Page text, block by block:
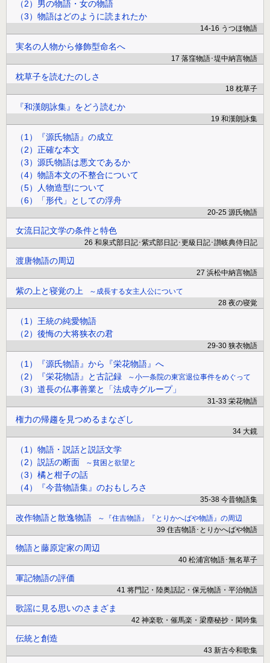
（2）男の物語・女の物語
（3）物語はどのように読まれたか
14-16 うつほ物語
実名の人物から修飾型命名へ
17 落窪物語･堤中納言物語
枕草子を読むたのしさ
18 枕草子
『和漢朗詠集』をどう読むか
19 和漢朗詠集
（1）『源氏物語』の成立
（2）正確な本文
（3）源氏物語は悪文であるか
（4）物語本文の不整合について
（5）人物造型について
（6）「形代」としての浮舟
20-25 源氏物語
女流日記文学の条件と特色
26 和泉式部日記･紫式部日記･更級日記･讃岐典侍日記
渡唐物語の周辺
27 浜松中納言物語
紫の上と寝覚の上
成長する女主人公について
28 夜の寝覚
（1）王統の純愛物語
（2）後悔の大将狭衣の君
29-30 狭衣物語
（1）『源氏物語』から『栄花物語』へ
（2）『栄花物語』と古記録
小一条院の東宮退位事件をめぐって
（3）道長の仏事善業と「法成寺グループ」
31-33 栄花物語
権力の帰趨を見つめるまなざし
34 大鏡
（1）物語・説話と説話文学
（2）説話の断面
貧困と欲望と
（3）橘と柑子の話
（4）『今昔物語集』のおもしろさ
35-38 今昔物語集
改作物語と散逸物語
『住吉物語』『とりかへばや物語』の周辺
39 住吉物語･とりかへばや物語
物語と藤原定家の周辺
40 松浦宮物語･無名草子
軍記物語の評価
41 将門記・陸奥話記・保元物語・平治物語
歌謡に見る思いのさまざま
42 神楽歌・催馬楽・梁塵秘抄・閑吟集
伝統と創造
43 新古今和歌集